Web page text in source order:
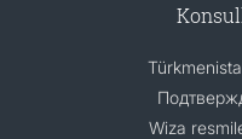
Wiza